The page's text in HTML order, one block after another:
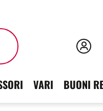
VARI BUONI
Cercare